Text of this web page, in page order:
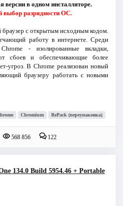
версии в одном инсталляторе.
выбор разрядности ОС.
браузер с открытым исходным кодом.
работу в интернете. Среди
- изолированные вкладки,
сбоев и обеспечивающие более
угроз. В Chrome реализован новый
браузеру работать с новыми
Chromium RePack (переупаковка)
568 856 122
134.0 Build 5954.46 + Portable